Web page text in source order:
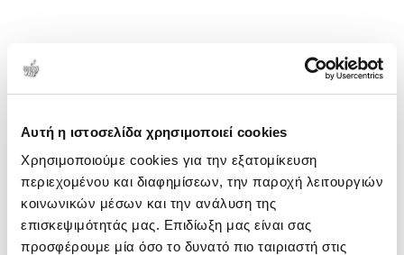
Αυτή η ιστοσελίδα χρησιμοποιεί cookies
Χρησιμοποιούμε cookies για την εξατομίκευση
περιεχομένου και διαφημίσεων, την παροχή λειτουργιών
κοινωνικών μέσων και την ανάλυση της
επισκεψιμότητάς μας. Επιδίωξη μας είναι σας
προσφέρουμε μία όσο το δυνατό πιο ταιριαστή στις